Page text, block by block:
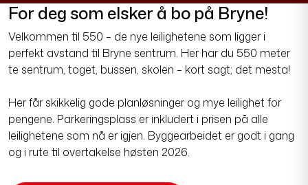
For deg som elsker å bo på Bryne!
Velkommen til 550 – de nye leilighetene som ligger i
perfekt avstand til Bryne sentrum. Her har du 550 meter
te sentrum, toget, bussen, skolen – kort sagt; det mesta!
Her får skikkelig gode planløsninger og mye leilighet for
pengene. Parkeringsplass er inkludert i prisen på alle
leilighetene som nå er igjen. Byggearbeidet er godt i gang
og i rute til overtakelse høsten 2026.